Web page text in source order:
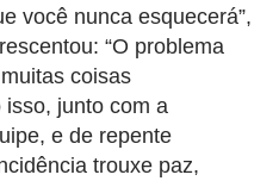
você nunca esquecerá”,
“O problema
coisas
junto com a
e de repente
trouxe paz,